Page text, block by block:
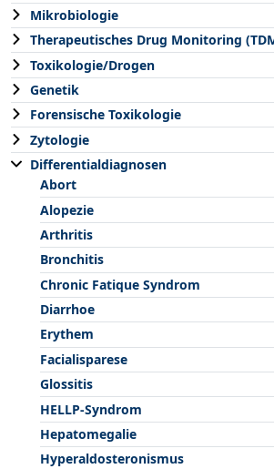
Mikrobiologie
Therapeutisches Drug Monitoring
Toxikologie/Drogen
Genetik
Forensische Toxikologie
Zytologie
Differentialdiagnosen
Abort
Alopezie
Arthritis
Bronchitis
Chronic Fatique Syndrom
Diarrhoe
Erythem
Facialisparese
Glossitis
HELLP-Syndrom
Hepatomegalie
Hyperaldosteronismus